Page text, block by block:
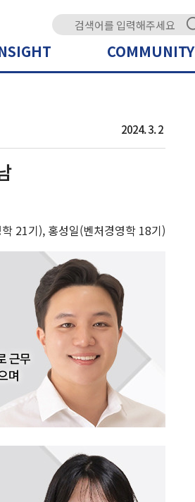
COMMUNITY
2024. 3. 2
21기), 홍성일(벤처경영학 18기)